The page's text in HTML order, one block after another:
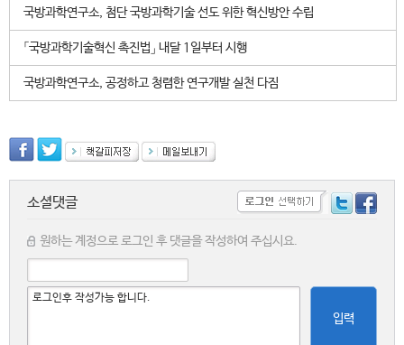
국방과학연구소, 첨단 국방과학기술 선도 위한 혁신방안 수립
「국방과학기술혁신 촉진법」 내달 1일부터 시행
국방과학연구소, 공정하고 청렴한 연구개발 실천 다짐
소셜댓글
원하는 계정으로 로그인 후 댓글을 작성하여 주십시요.
입력